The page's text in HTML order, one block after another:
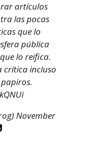
artículos
las pocas
que lo
pública
lo reifica.
crítica incluso
November